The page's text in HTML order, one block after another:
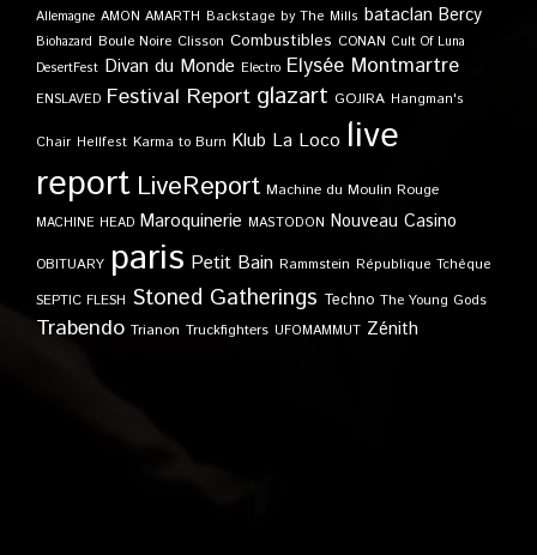
Allemagne AMON AMARTH Backstage by The Mills bataclan Bercy
Biohazard Boule Noire Clisson Combustibles CONAN Cult Of Luna
DesertFest Divan du Monde Electro Elysée Montmartre
ENSLAVED Festival Report glazart GOJIRA Hangman's
Chair Hellfest Karma to Burn Klub La Loco live
report LiveReport Machine du Moulin Rouge
MACHINE HEAD Maroquinerie MASTODON Nouveau Casino
OBITUARY paris Petit Bain Rammstein République Tchèque
SEPTIC FLESH Stoned Gatherings Techno The Young Gods
Trabendo Trianon Truckfighters UFOMAMMUT Zénith